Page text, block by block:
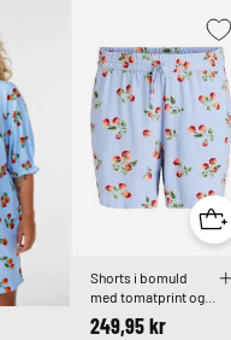
Shorts i bomuld
med tomatprint og
høj talje
249,95 kr